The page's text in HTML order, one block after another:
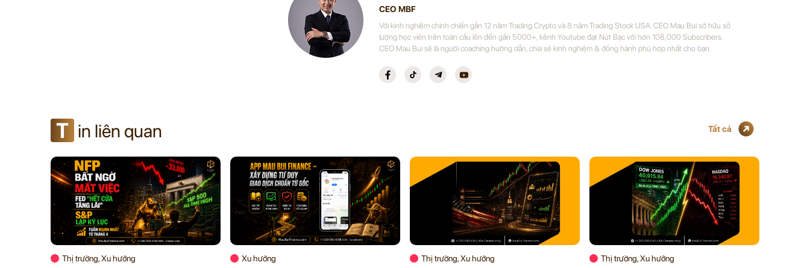
CEO MBF
Với kinh nghiệm chinh chiến gần 12 năm Trading Crypto và 8 năm Trading Stock USA. CEO Mau Bui sở hữu số
lượng học viên trên toàn cầu lên đến gần 5000+, kênh Youtube đạt Nút Bạc với hơn 108,000 Subscribers.
CEO Mau Bui sẽ là người coaching hướng dẫn, chia sẻ kinh nghiệm & đồng hành phù hợp nhất cho bạn.
T in liên quan Tất cả
Thị trường, Xu hướng Xu hướng Thị trường, Xu hướng Thị trường, Xu hướng